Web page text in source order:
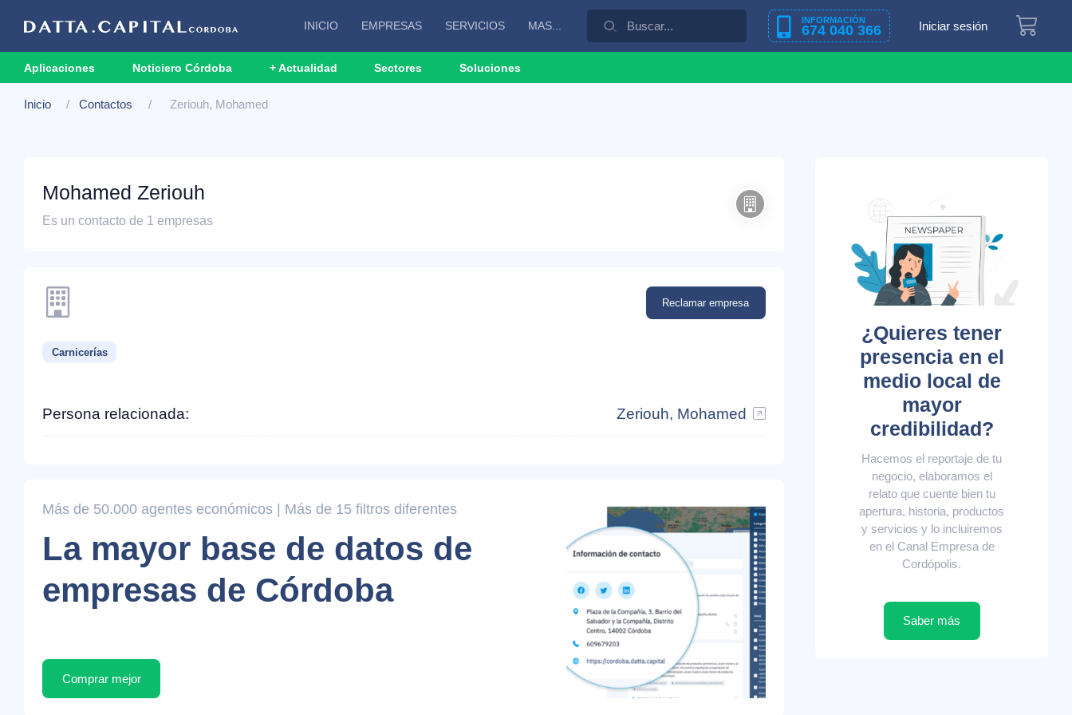
INICIO EMPRESAS SERVICIOS MAS... INFORMACIÓN
674 040 366 Iniciar sesión
Aplicaciones Noticiero Córdoba + Actualidad Sectores Soluciones
Inicio Contactos Zeriouh, Mohamed
Mohamed Zeriouh
Es un contacto de 1 empresas
Reclamar empresa
Carnicerías
Persona relacionada: Zeriouh, Mohamed
Más de 50.000 agentes económicos | Más de 15 filtros diferentes
La mayor base de datos de
empresas de Córdoba
Comprar mejor
¿Quieres tener
presencia en el
medio local de
mayor
credibilidad?
Hacemos el reportaje de tu
negocio, elaboramos el
relato que cuente bien tu
apertura, historia, productos
y servicios y lo incluiremos
en el Canal Empresa de
Cordópolis.
Saber más